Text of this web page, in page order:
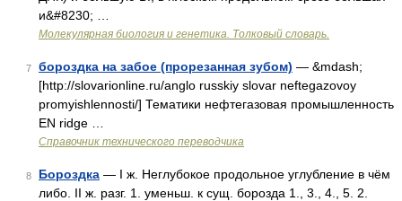
и&#8230; …
Молекулярная биология и генетика. Толковый словарь.
7 бороздка на забое (прорезанная зубом) — &mdash;
[http://slovarionline.ru/anglo russkiy slovar neftegazovoy
promyishlennosti/] Тематики нефтегазовая промышленность
EN ridge …
Справочник технического переводчика
8 Бороздка — I ж. Неглубокое продольное углубление в чём
либо. II ж. разг. 1. уменьш. к сущ. борозда 1., 3., 4., 5. 2.